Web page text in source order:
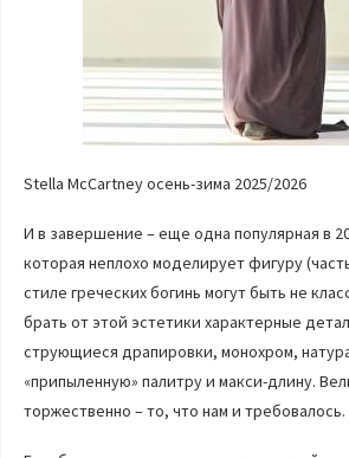
Stella McCartney осень-зима 2025/2026
И в завершение – еще одна популярная в
которая неплохо моделирует фигуру
стиле греческих богинь могут быть не
брать от этой эстетики характерные
струющиеся драпировки, монохром,
«припыленную» палитру и макси-длину.
торжественно – то, что нам и требовалось.